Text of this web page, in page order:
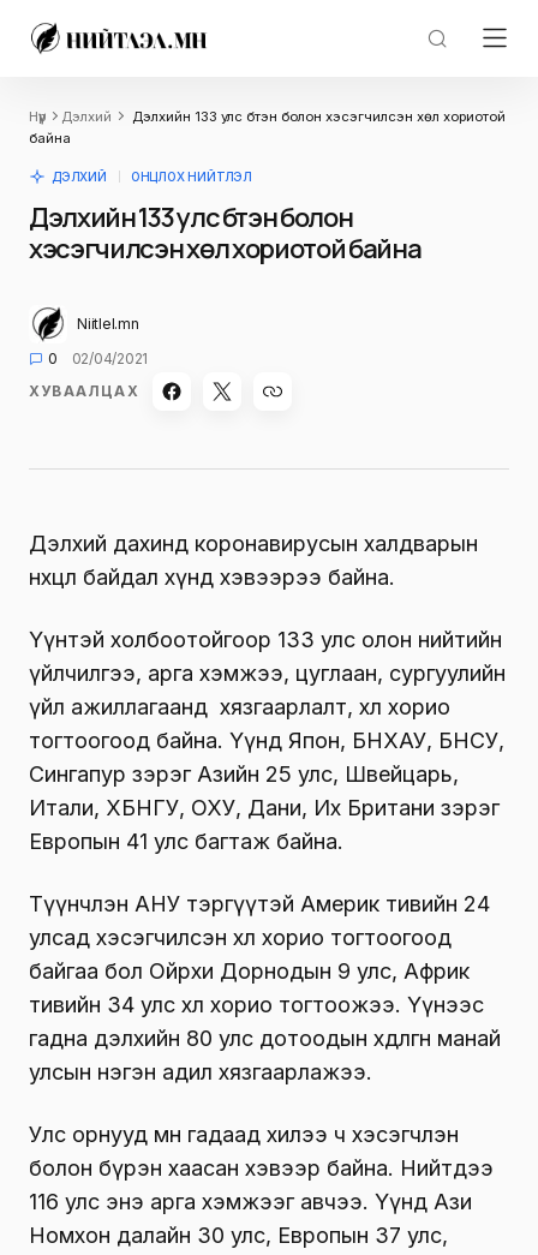
Нүүр Дэлхий
Дэлхийн 133 улс бүтэн болон хэсэгчилсэн хөл хориотой
байна
ДЭЛХИЙ ОНЦЛОХ НИЙТЛЭЛ
Дэлхийн 133 улс бүтэн болон
хэсэгчилсэн хөл хориотой байна
Niitlel.mn
0
02/04/2021
ХУВААЛЦАХ
Дэлхий дахинд коронавирусын халдварын
нөхцөл байдал хүнд хэвээрээ байна.
Үүнтэй холбоотойгоор 133 улс олон нийтийн
үйлчилгээ, арга хэмжээ, цуглаан, сургуулийн
үйл ажиллагаанд хязгаарлалт, хөл хорио
тогтоогоод байна. Үүнд Япон, БНХАУ, БНСУ,
Сингапур зэрэг Азийн 25 улс, Швейцарь,
Итали, ХБНГУ, ОХУ, Дани, Их Британи зэрэг
Европын 41 улс багтаж байна.
Түүнчлэн АНУ тэргүүтэй Америк тивийн 24
улсад хэсэгчилсэн хөл хорио тогтоогоод
байгаа бол Ойрхи Дорнодын 9 улс, Африк
тивийн 34 улс хөл хорио тогтоожээ. Үүнээс
гадна дэлхийн 80 улс дотоодын хөдөлгөөнөө манай
улсын нэгэн адил хязгаарлажээ.
Улс орнууд мөн гадаад хилээ ч хэсэгчлэн
болон бүрэн хаасан хэвээр байна. Нийтдээ
116 улс энэ арга хэмжээг авчээ. Үүнд Ази
Номхон далайн 30 улс, Европын 37 улс,